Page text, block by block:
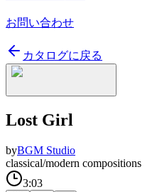
お問い合わせ
カタログに戻る
Lost Girl
byBGM Studio
classical/modern compositions
3:03